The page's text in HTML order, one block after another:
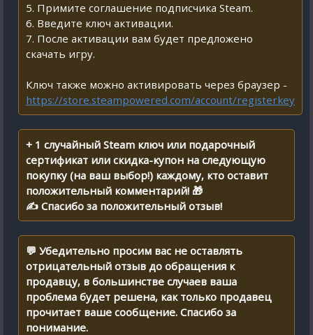
5. Примите соглашение подписчика Steam.
6. Введите ключ активации.
7. После активации вам будет предложено
скачать игру.
Ключ также можно активировать через браузер -
https://store.steampowered.com/account/registerkey
+ 1 случайный Steam ключ или подарочный
сертификат или скидка-купон на следующую
покупку (на ваш выбор!) каждому, кто оставит
положительный комментарий! 🎁
✍ Спасибо за положительный отзыв!
💬 Убедительно просим вас не оставлять
отрицательный отзыв до обращения к
продавцу, в большинстве случаев ваша
проблема будет решена, как только продавец
прочитает ваше сообщение. Спасибо за
понимание.